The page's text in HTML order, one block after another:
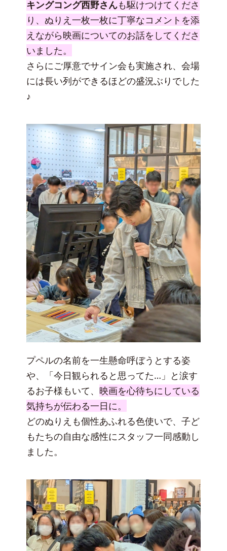
キングコング西野さんも駆けつけてくださ
り、ぬりえ一枚一枚に丁寧なコメントを添
えながら映画についてのお話をしてくださ
いました。
さらにご厚意でサイン会も実施され、会場
には長い列ができるほどの盛況ぶりでした
♪
プペルの名前を一生懸命呼ぼうとする姿
や、「今日観られると思ってた…」と涙す
るお子様もいて、 映画を心待ちにしている
気持ちが伝わる一日に。
どのぬりえも個性あふれる色使いで、子ど
もたちの自由な感性にスタッフ一同感動し
ました。